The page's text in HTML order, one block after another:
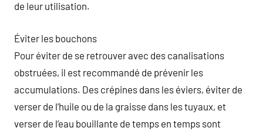
de leur utilisation.
Éviter les bouchons
Pour éviter de se retrouver avec des canalisations
obstruées, il est recommandé de prévenir les
accumulations. Des crépines dans les éviers, éviter de
verser de l’huile ou de la graisse dans les tuyaux, et
verser de l’eau bouillante de temps en temps sont